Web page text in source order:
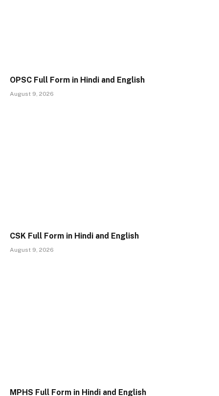
OPSC Full Form in Hindi and English
August 9, 2026
CSK Full Form in Hindi and English
August 9, 2026
MPHS Full Form in Hindi and English